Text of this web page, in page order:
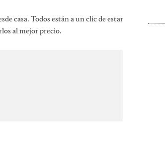
casa. Todos están a un clic de estar
al mejor precio.